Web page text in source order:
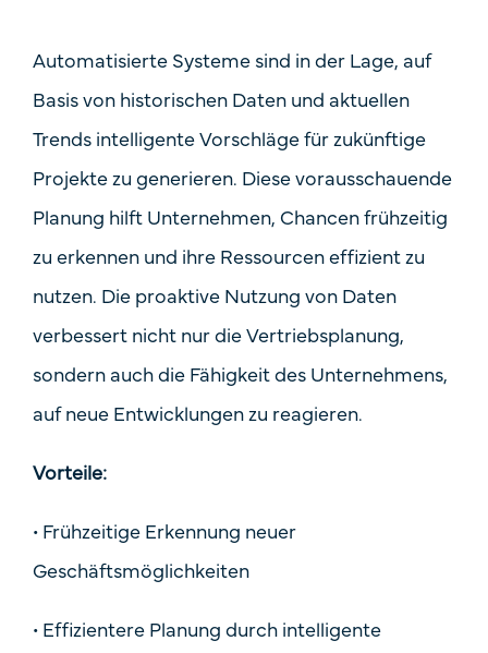
Automatisierte Systeme sind in der Lage, auf
Basis von historischen Daten und aktuellen
Trends intelligente Vorschläge für zukünftige
Projekte zu generieren. Diese vorausschauende
Planung hilft Unternehmen, Chancen frühzeitig
zu erkennen und ihre Ressourcen effizient zu
nutzen. Die proaktive Nutzung von Daten
verbessert nicht nur die Vertriebsplanung,
sondern auch die Fähigkeit des Unternehmens,
auf neue Entwicklungen zu reagieren.
Vorteile:
• Frühzeitige Erkennung neuer
Geschäftsmöglichkeiten
• Effizientere Planung durch intelligente